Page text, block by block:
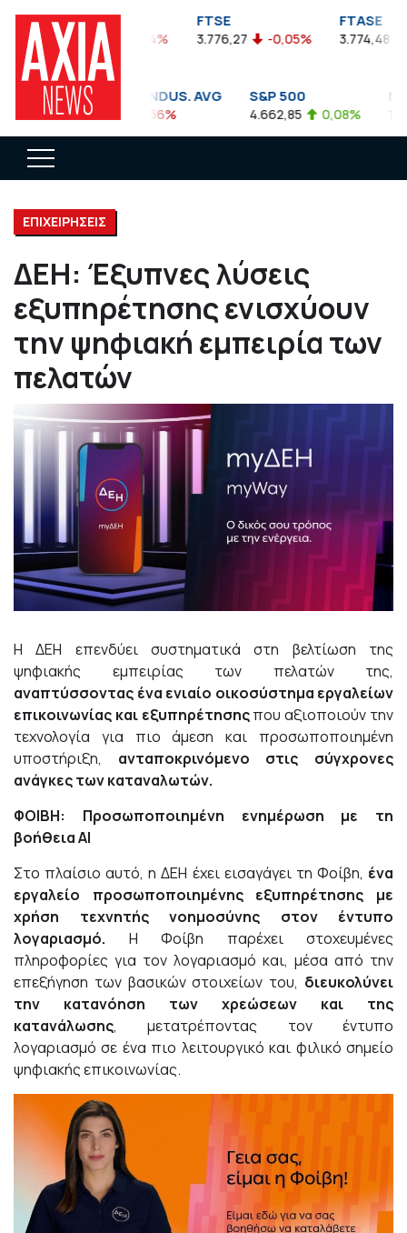
FTSEA
899,47 -0,04%
FTSE
3.776,27 -0,05%
FTASE
3.774,48
DOW JONES INDUS. AVG
35.911,81 -0,56%
S&P 500
4.662,85 0,08%
ΕΠΙΧΕΙΡΗΣΕΙΣ
ΔΕΗ: Έξυπνες λύσεις
εξυπηρέτησης ενισχύουν
την ψηφιακή εμπειρία των
πελατών
Η ΔΕΗ επενδύει συστηματικά στη βελτίωση της
ψηφιακής εμπειρίας των πελατών της,
αναπτύσσοντας ένα ενιαίο οικοσύστημα εργαλείων
επικοινωνίας και εξυπηρέτησηςπου αξιοποιούν την
τεχνολογία για πιο άμεση και προσωποποιημένη
υποστήριξη, ανταποκρινόμενο στις σύγχρονες
ανάγκες των καταναλωτών.
ΦΟΙΒΗ: Προσωποποιημένη ενημέρωση με τη
βοήθεια ΑΙ
Στο πλαίσιο αυτό, η ΔΕΗ έχει εισαγάγει τη Φοίβη, ένα
εργαλείο προσωποποιημένης εξυπηρέτησης με
χρήση τεχνητής νοημοσύνης στον έντυπο
λογαριασμό. Η Φοίβη παρέχει στοχευμένες
πληροφορίες για τον λογαριασμό και, μέσα από την
επεξήγηση των βασικών στοιχείων του, διευκολύνει
την κατανόηση των χρεώσεων και της
κατανάλωσης, μετατρέποντας τον έντυπο
λογαριασμό σε ένα πιο λειτουργικό και φιλικό σημείο
ψηφιακής επικοινωνίας.